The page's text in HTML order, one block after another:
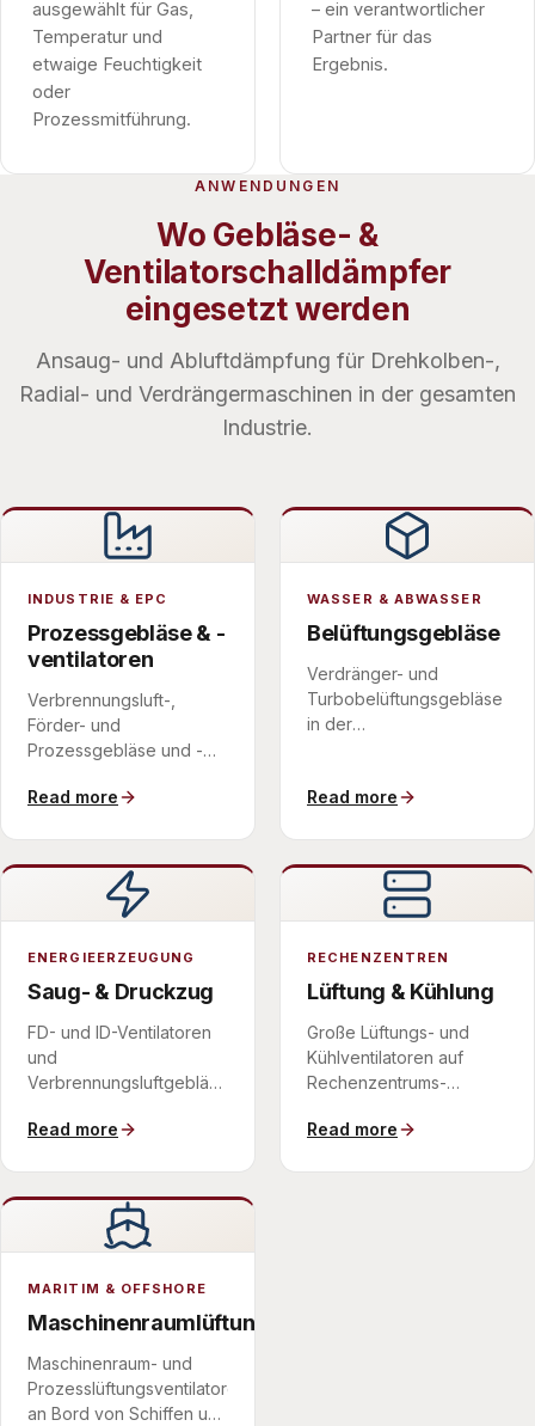
ausgewählt für Gas,
Temperatur und
etwaige Feuchtigkeit
oder
Prozessmitführung.
– ein verantwortlicher
Partner für das
Ergebnis.
ANWENDUNGEN
Wo Gebläse- &
Ventilatorschalldämpfer
eingesetzt werden
Ansaug- und Abluftdämpfung für Drehkolben-,
Radial- und Verdrängermaschinen in der gesamten
Industrie.
INDUSTRIE & EPC
Prozessgebläse & -
ventilatoren
Verbrennungsluft-,
Förder- und
Prozessgebläse und -
Auftragnehmer innerhalb
Read more
WASSER & ABWASSER
Belüftungsgebläse
Verdränger- und
Turbobelüftungsgebläse
in der
Töne dominieren.
Read more
ENERGIEERZEUGUNG
Saug- & Druckzug
FD- und ID-Ventilatoren
und
Verbrennungsluftgebläse
Motorenanlagen,
Read more
RECHENZENTREN
Lüftung & Kühlung
Große Lüftungs- und
Kühlventilatoren auf
Rechenzentrums-
auf strenge Grenzwerte
Read more
MARITIM & OFFSHORE
Maschinenraumlüftung
Maschinenraum- und
Prozesslüftungsventilatoren
an Bord von Schiffen und